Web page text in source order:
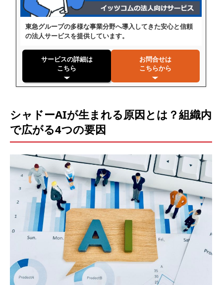
東急グループの多様な事業分野へ導入してきた安心と信頼
の法人サービスを提供しています。
サービスの詳細は
こちら
お問合せは
こちらから
シャドーAIが生まれる原因とは？組織内
で広がる4つの要因